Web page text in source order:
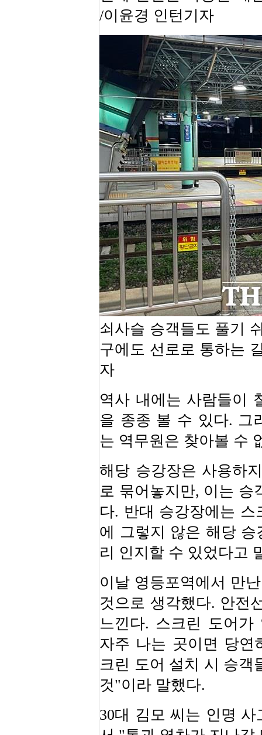
/이윤경 인턴기자
쇠사슬 승객들도 풀기
구에도 선로로 통하는
자
역사 내에는 사람들이
을 종종 볼 수 있다. 그
는 역무원은 찾아볼 수
해당 승강장은 사용하
로 묶어놓지만, 이는 승
다. 반대 승강장에는
에 그렇지 않은 해당
리 인지할 수 있었다고
이날 영등포역에서 만
것으로 생각했다. 안전
느낀다. 스크린 도어
자주 나는 곳이면 당
크린 도어 설치 시 승객
것"이라 말했다.
30대 김모 씨는 인명